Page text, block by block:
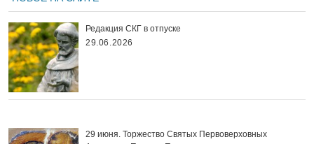
Редакция СКГ в отпуске
29.06.2026
29 июня. Торжество Святых Первоверховных